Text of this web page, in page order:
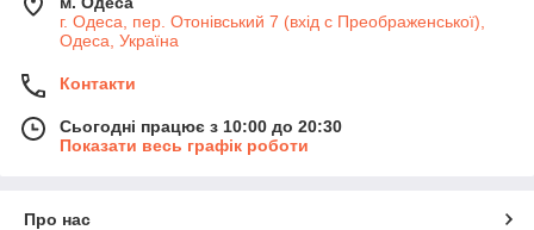
г. Одеса, пер. Отонівський 7 (вхід с Преображенської),
Одеса, Україна
Контакти
Сьогодні працює з 10:00 до 20:30
Показати весь графік роботи
Про нас